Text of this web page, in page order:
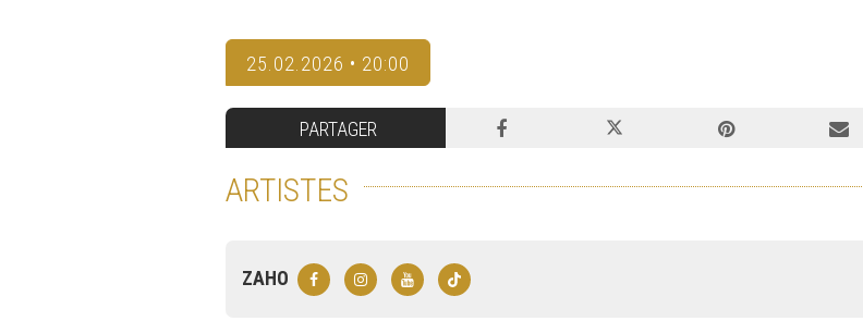
25.02.2026 • 20:00
PARTAGER
ARTISTES
ZAHO